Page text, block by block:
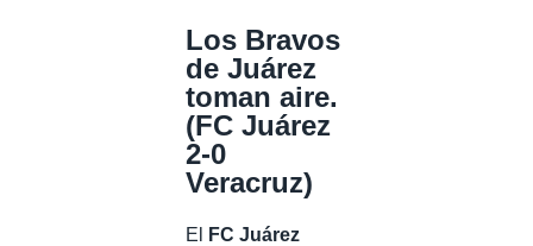
Los Bravos
de Juárez
toman aire.
(FC Juárez
2-0
Veracruz)
El
FC Juárez